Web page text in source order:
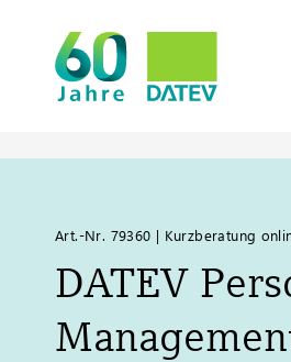
Art.-Nr. 79360 | Kurzberatung
DATEV